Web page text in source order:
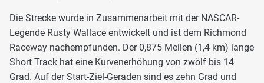
Die Strecke wurde in Zusammenarbeit mit der NASCAR-
Legende Rusty Wallace entwickelt und ist dem Richmond
Raceway nachempfunden. Der 0,875 Meilen (1,4 km) lange
Short Track hat eine Kurvenerhöhung von zwölf bis 14
Grad. Auf der Start-Ziel-Geraden sind es zehn Grad und